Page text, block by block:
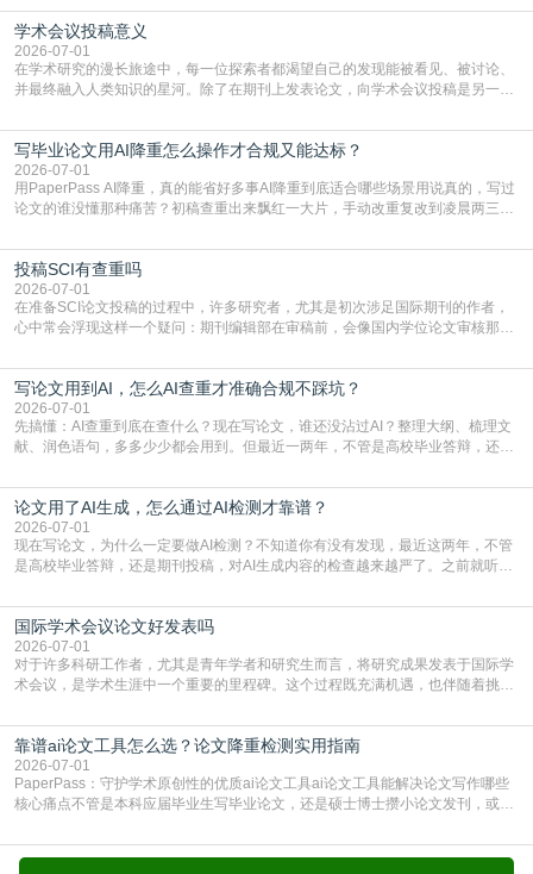
质量，更能在此过程中深化对学术写作的理解。如何系统、高效地打磨自己的论
文，使其在语言和学术表达上更符合国际期刊的要求，是每位研究者值得投入学
习的技能。本篇AEIC学术交流中心小编就为大家介
学术会议投稿意义
2026-07-01
在学术研究的漫长旅途中，每一位探索者都渴望自己的发现能被看见、被讨论、
并最终融入人类知识的星河。除了在期刊上发表论文，向学术会议投稿是另一个
广阔学术天地的大门，连接着个体研究与社会网络。本篇AEIC学术交流中心小编
就为大家介绍“学术会议投稿意义”。一、加速研究成果的传播与反馈学术会议通
常具有周期短、时效性强的特点。相比期刊漫长的
写毕业论文用AI降重怎么操作才合规又能达标？
2026-07-01
用PaperPass AI降重，真的能省好多事AI降重到底适合哪些场景用说真的，写过
论文的谁没懂那种痛苦？初稿查重出来飘红一大片，手动改重复改到凌晨两三
到秃头。这时候靠谱的AI降重真的就是救命稻草，选对工具，半天就能搞定你两
三天都做不完的事。不是所有人都需要用AI降重，但如果你符合下面这些场景，
真的可以试试：初稿写完重复率远超要
投稿SCI有查重吗
2026-07-01
在准备SCI论文投稿的过程中，许多研究者，尤其是初次涉足国际期刊的作者，
心中常会浮现这样一个疑问：期刊编辑部在审稿前，会像国内学位论文审核那
论文的初审通过率。实际上，SCI期刊对重复内容的审查是严谨投稿流程中不可
或缺的一环。本篇AEIC学术交流中心小编就为大家介绍“投稿SCI有查重吗”。
一、查重是标准流程答案是明确的：绝大多数S
写论文用到AI，怎么AI查重才准确合规不踩坑？
2026-07-01
先搞懂：AI查重到底在查什么？现在写论文，谁还没沾过AI？整理大纲、梳理文
献、润色语句，多多少少都会用到。但最近一两年，不管是高校毕业答辩，还是
须加做AI查重。很多人分不清，AI查重和普通查重到底有啥区别？这里说透：普
通查重查的是你的文字和已公开文献的重复比例，防的是抄袭；AI查重查的是你
的内容里，有多少是AI生成的，防的是过
论文用了AI生成，怎么通过AI检测才靠谱？
2026-07-01
现在写论文，为什么一定要做AI检测？不知道你有没有发现，最近这两年，不管
是高校毕业答辩，还是期刊投稿，对AI生成内容的检查越来越严了。之前就听身
要求修改，还差点被判定学术不规范，真的太冤了。现在国内多数高校和核心期
刊，都已经明确出台了相关规定：如果使用AI生成内容辅助写作，必须明确标
注，未标注的AI生成内容会被认定为不符合学
国际学术会议论文好发表吗
2026-07-01
对于许多科研工作者，尤其是青年学者和研究生而言，将研究成果发表于国际学
术会议，是学术生涯中一个重要的里程碑。这个过程既充满机遇，也伴随着挑
疑问：国际学术会议论文到底好不好发表？其价值和难度究竟如何衡量。本篇
AEIC学术交流中心小编就为大家介绍“国际学术会议论文好发表吗”。一、会议论
文发表的相对优势与期刊论文相比，国际会议论文的发
靠谱ai论文工具怎么选？论文降重检测实用指南
2026-07-01
PaperPass：守护学术原创性的优质ai论文工具ai论文工具能解决论文写作哪些
核心痛点不管是本科应届毕业生写毕业论文，还是硕士博士攒小论文发刊，或是
自己逐句读逐句改，熬好几个大夜不说，还经常改不到点上，交上去才发现重复
率超标，再返工太折腾。现在有了成熟的ai论文工具，这些痛点基本都能高效解